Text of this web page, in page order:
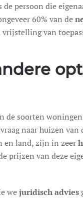
de persoon die
60% van de
van
soorten
naar huizen
en land, zijn in zeer
prijzen van deze
wejuridisch advies